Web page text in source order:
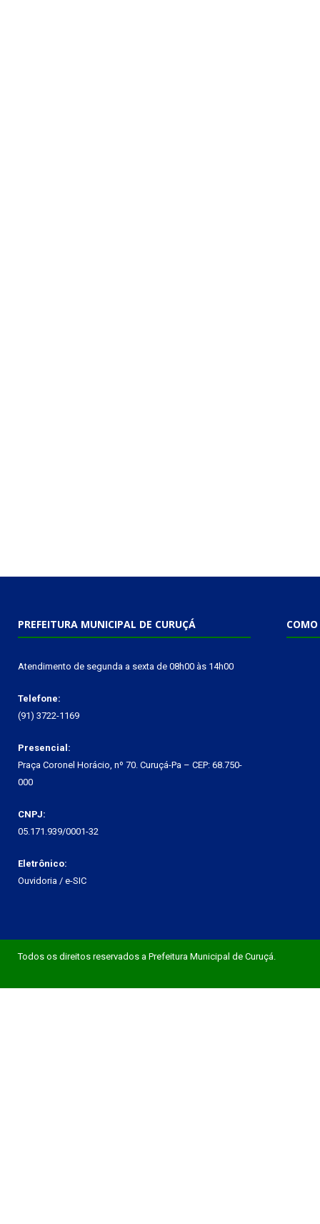
PREFEITURA MUNICIPAL DE CURUÇÁ
Atendimento de segunda a sexta de 08h00 às 14h00
Telefone:
(91) 3722-1169
Presencial:
Praça Coronel Horácio, nº 70. Curuçá-Pa – CEP: 68.750-
000
CNPJ:
05.171.939/0001-32
Eletrônico:
Ouvidoria / e-SIC
COMO
Todos os direitos reservados a Prefeitura Municipal de Curuçá.